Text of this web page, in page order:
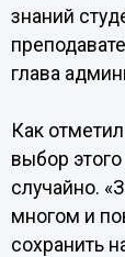
знаний
глава
Как
выбор
случайно.
многом и
сохранить